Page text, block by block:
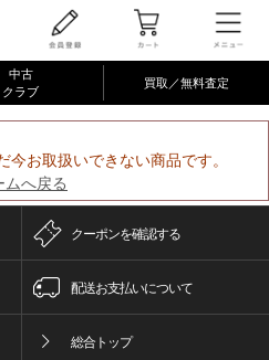
中古
クラブ
買取／無料査定
お取扱いできない商品です。
ムへ戻る
クーポンを確認する
配送お支払いについて
総合トップ